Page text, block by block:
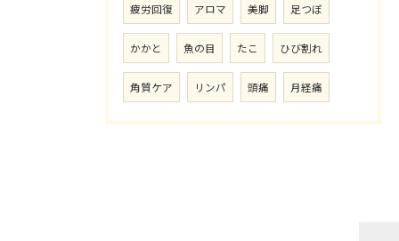
疲労回復 アロマ 美脚 足つぼ
かかと 魚の目 たこ ひび割れ
角質ケア リンパ 頭痛 月経痛